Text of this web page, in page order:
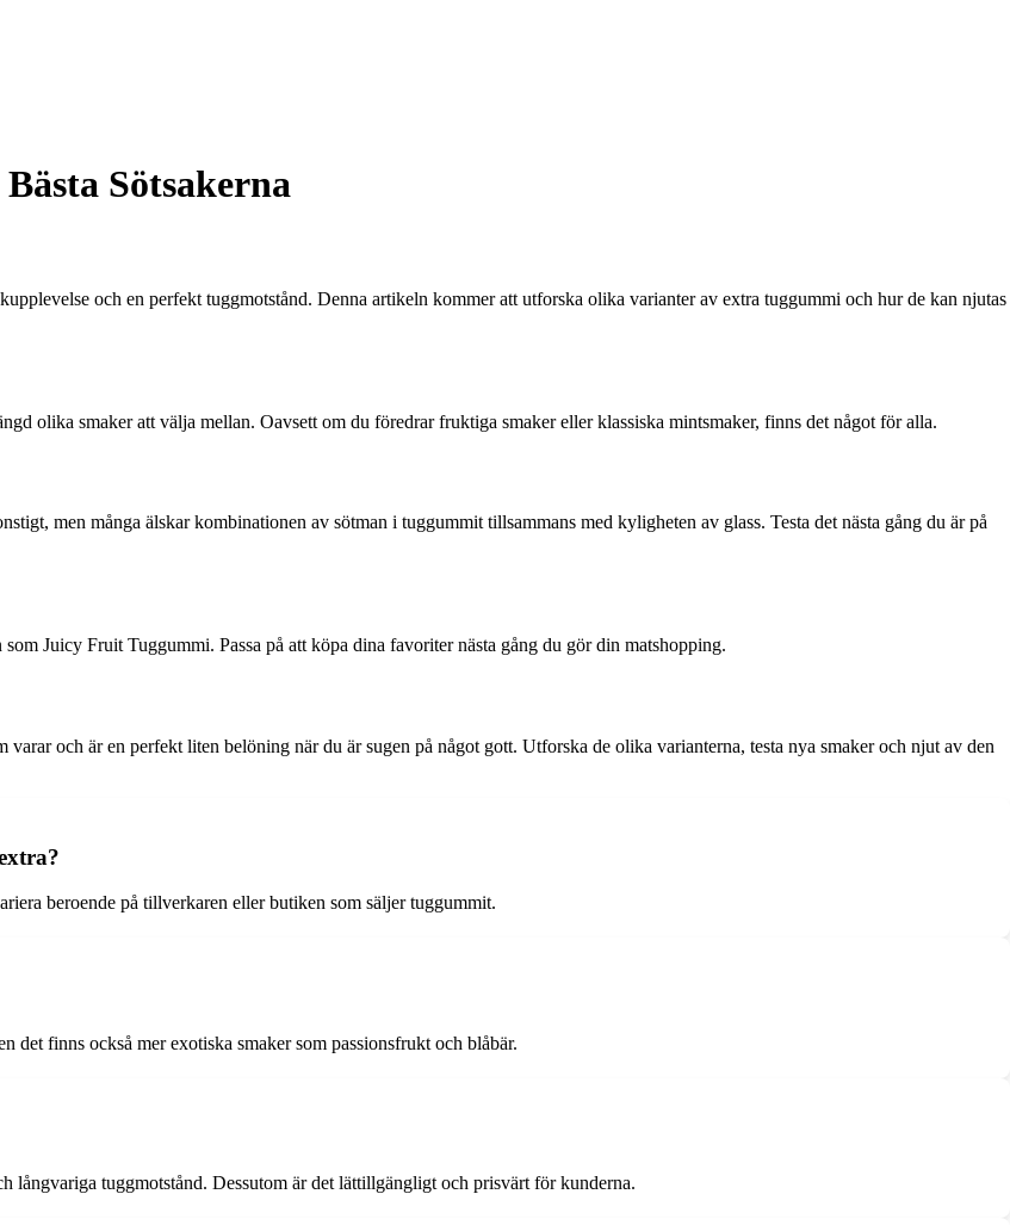
Sötsakerna
och en perfekt tuggmotstånd. Denna artikeln kommer att utforska olika varianter av extra tuggummi och hur de kan njutas
olika smaker att välja mellan. Oavsett om du föredrar fruktiga smaker eller klassiska mintsmaker, finns det något för alla.
men många älskar kombinationen av sötman i tuggummit tillsammans med kyligheten av glass. Testa det nästa gång du är på
Juicy Fruit Tuggummi. Passa på att köpa dina favoriter nästa gång du gör din matshopping.
och är en perfekt liten belöning när du är sugen på något gott. Utforska de olika varianterna, testa nya smaker och njut av den
beroende på tillverkaren eller butiken som säljer tuggummit.
det finns också mer exotiska smaker som passionsfrukt och blåbär.
tuggmotstånd. Dessutom är det lättillgängligt och prisvärt för kunderna.